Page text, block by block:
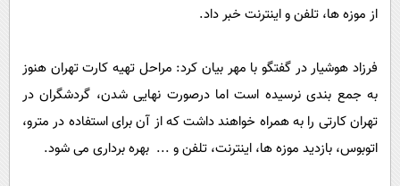
سیاست
گوناگون
حوادث
داستان کوتاه
آشپزی
دانلود
از موزه ها، تلفن و اینترنت خبر داد.
فرزاد هوشیار در گفتگو با مهر بیان کرد: مراحل تهیه کارت تهران هنوز
به جمع بندی نرسیده است اما درصورت نهایی شدن، گردشگران در
تهران کارتی را به همراه خواهند داشت که از آن برای استفاده در مترو،
اتوبوس، بازدید موزه ها، اینترنت، تلفن و ... بهره برداری می شود.